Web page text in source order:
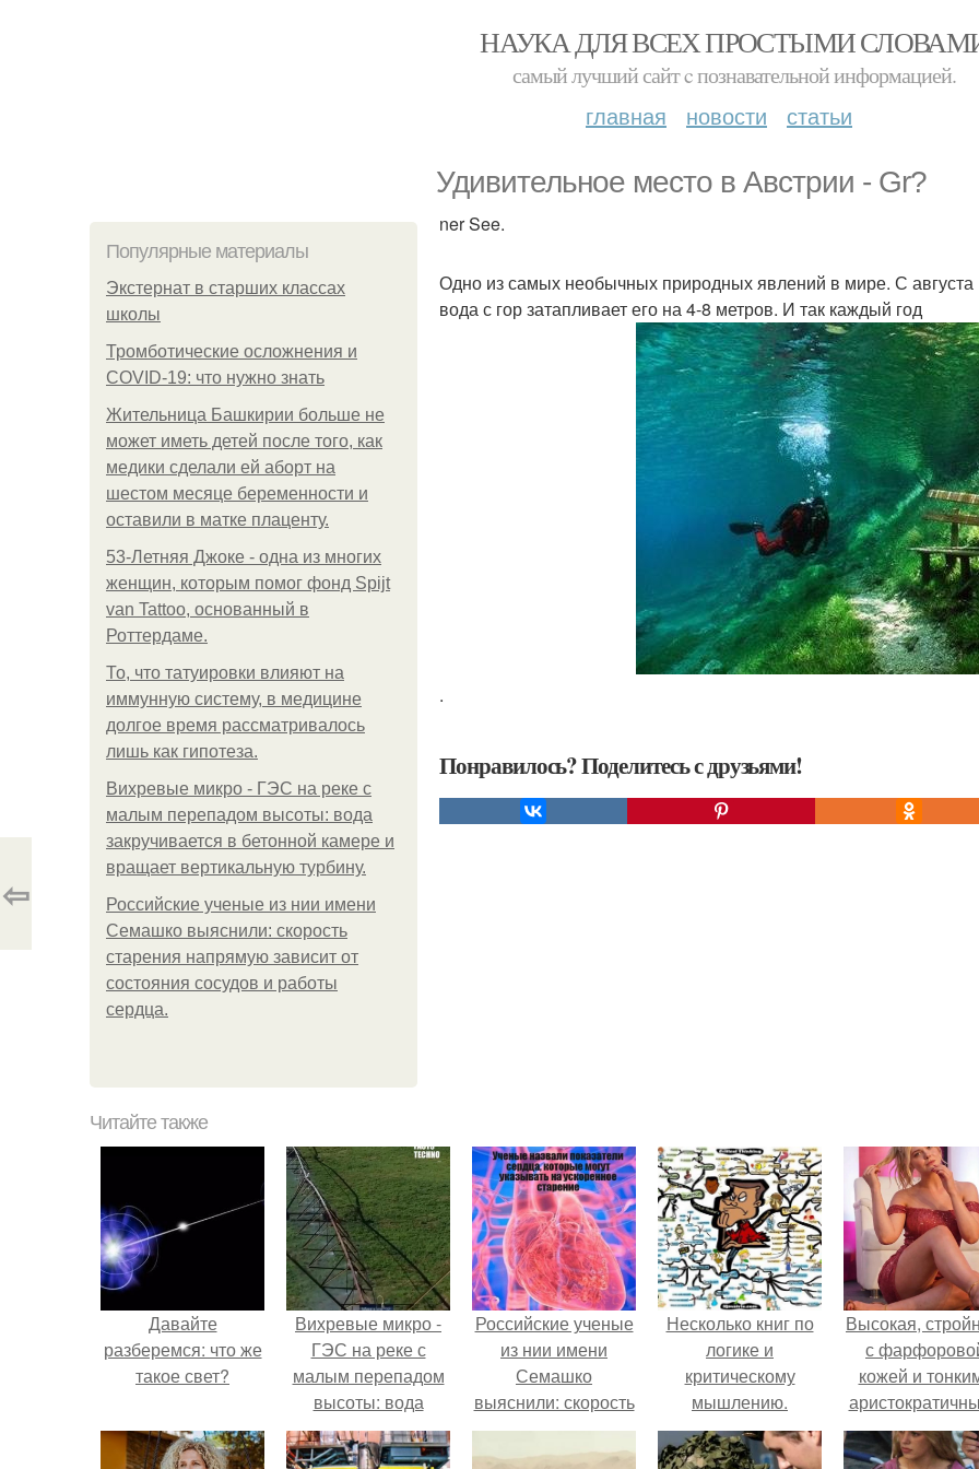
НАУКА ДЛЯ ВСЕХ ПРОСТЫМИ
самый лучший сайт c познавательной информацией.
главная новости статьи
Удивительное место в Австрии - Gr?
Популярные материалы
Экстернат в старших классах
школы
Тромботические осложнения и
COVID-19: что нужно знать
Жительница Башкирии больше не
может иметь детей после того, как
медики сделали ей аборт на
шестом месяце беременности и
оставили в матке плаценту.
53-Летняя Джоке - одна из многих
женщин, которым помог фонд Spijt
van Tattoo, основанный в
Роттердаме.
То, что татуировки влияют на
иммунную систему, в медицине
долгое время рассматривалось
лишь как гипотеза.
Вихревые микро - ГЭС на реке с
малым перепадом высоты: вода
закручивается в бетонной камере и
вращает вертикальную турбину.
Российские ученые из нии имени
Семашко выяснили: скорость
старения напрямую зависит от
состояния сосудов и работы
сердца.
ner See.
Одно из самых необычных природных явлений в мире. С
вода с гор затапливает его на 4-8 метров. И так каждый год
.
Понравилось? Поделитесь с друзьями!
⇦
Читайте также
Давайте
разберемся: что же
такое свет?
Вихревые микро -
ГЭС на реке с
малым перепадом
высоты: вода
закручивается в
бетонной камере и
Российские ученые
из нии имени
Семашко
выяснили: скорость
старения напрямую
зависит от
Несколько книг по
логике и
критическому
мышлению.
Высокая,
с
кожей и
чертами, эль
выглядит так,